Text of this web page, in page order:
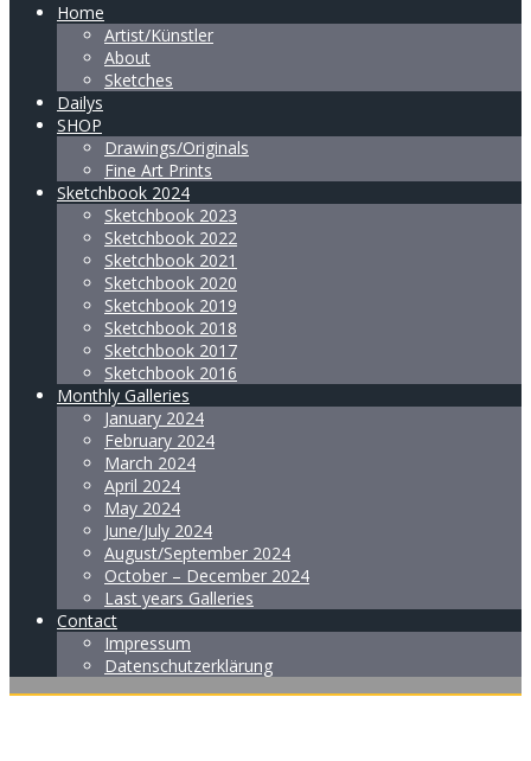
Home
Artist/Künstler
About
Sketches
Dailys
SHOP
Drawings/Originals
Fine Art Prints
Sketchbook 2024
Sketchbook 2023
Sketchbook 2022
Sketchbook 2021
Sketchbook 2020
Sketchbook 2019
Sketchbook 2018
Sketchbook 2017
Sketchbook 2016
Monthly Galleries
January 2024
February 2024
March 2024
April 2024
May 2024
June/July 2024
August/September 2024
October – December 2024
Last years Galleries
Contact
Impressum
Datenschutzerklärung